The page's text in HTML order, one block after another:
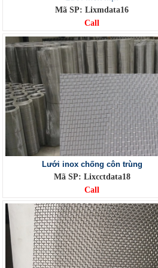
Mã SP: Lixmdata16
Call
Lưới inox chống côn trùng
Mã SP: Lixcctdata18
Call